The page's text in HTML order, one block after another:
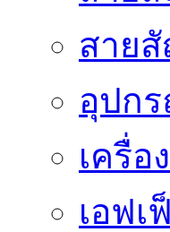
สาย
อุปก
เครื่อ
เอฟเ